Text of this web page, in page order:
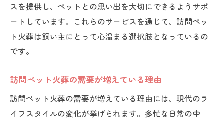
スを提供し、ペットとの思い出を大切にできるようサポ
ートしています。これらのサービスを通じて、訪問ペッ
ト火葬は飼い主にとって心温まる選択肢となっているの
です。
訪問ペット火葬の需要が増えている理由
訪問ペット火葬の需要が増えている理由には、現代のラ
イフスタイルの変化が挙げられます。多忙な日常の中